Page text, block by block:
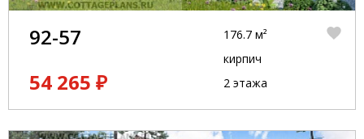
92-57
54 265 ₽
176.7 м²
кирпич
2 этажа